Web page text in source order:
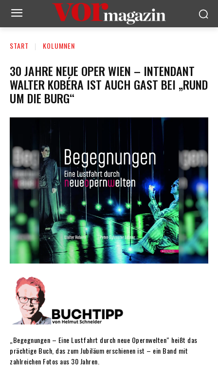
START KOLUMNEN
30 JAHRE NEUE OPER WIEN – INTENDANT
WALTER KOBÉRA IST AUCH GAST BEI „RUND
UM DIE BURG“
„Begegnungen – Eine Lustfahrt durch neue Opernwelten“ heißt das
prächtige Buch, das zum Jubiläum erschienen ist – ein Band mit
zahlreichen Fotos aus 30 Jahren.